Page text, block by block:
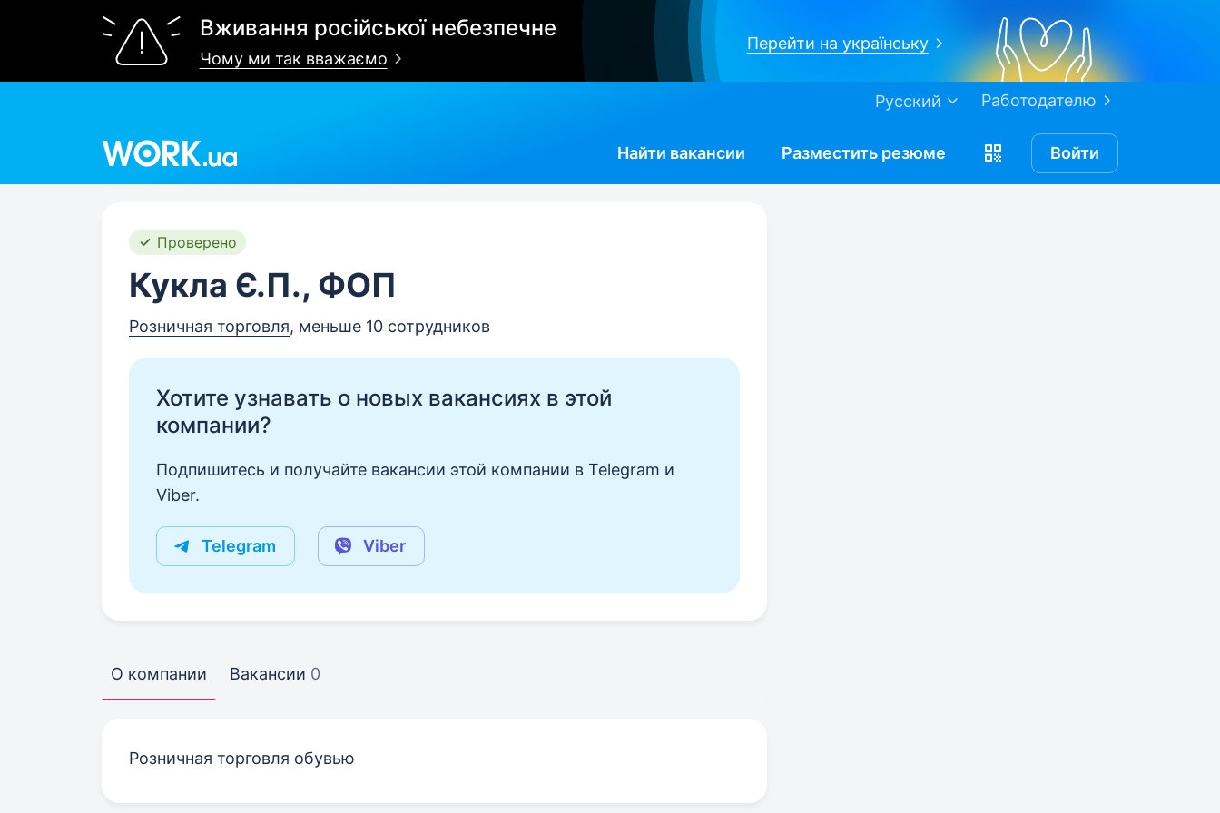
Вживання російської небезпечне
Чому ми так вважаємо
Перейти на українську
Работодателю
Русский
Найти вакансии Разместить резюме Войти
Проверено
Кукла Є.П., ФОП
Розничная торговля, меньше 10 сотрудников
Хотите узнавать о новых вакансиях в этой
компании?
Подпишитесь и получайте вакансии этой компании в Telegram и
Viber.
Telegram Viber
О компании Вакансии 0
Розничная торговля обувью